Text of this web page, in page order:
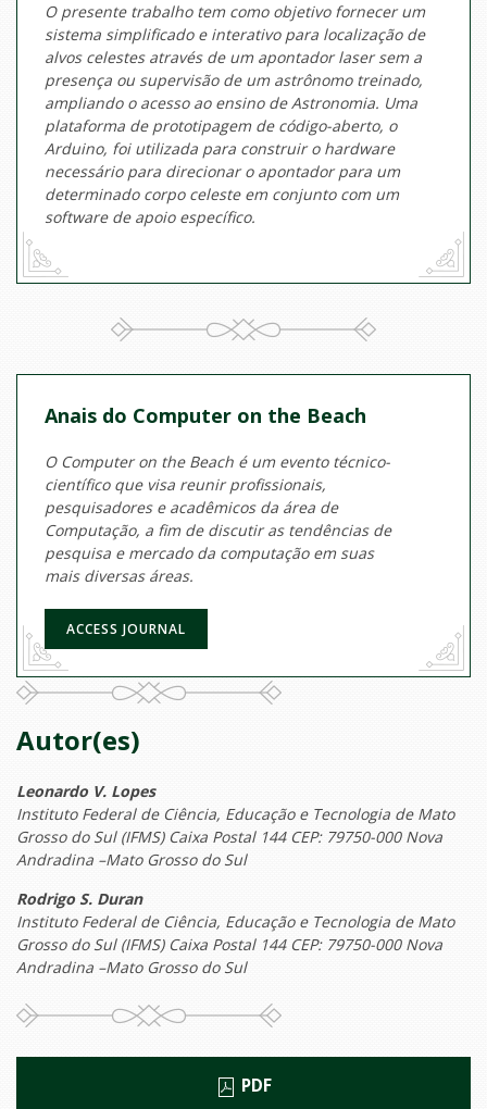
O presente trabalho tem como objetivo fornecer um
sistema simplificado e interativo para localização de
alvos celestes através de um apontador laser sem a
presença ou supervisão de um astrônomo treinado,
ampliando o acesso ao ensino de Astronomia. Uma
plataforma de prototipagem de código-aberto, o
Arduino, foi utilizada para construir o hardware
necessário para direcionar o apontador para um
determinado corpo celeste em conjunto com um
software de apoio específico.
Anais do Computer on the Beach
O Computer on the Beach é um evento técnico-
científico que visa reunir profissionais,
pesquisadores e acadêmicos da área de
Computação, a fim de discutir as tendências de
pesquisa e mercado da computação em suas
mais diversas áreas.
ACCESS JOURNAL
Autor(es)
Leonardo V. Lopes
Instituto Federal de Ciência, Educação e Tecnologia de Mato
Grosso do Sul (IFMS) Caixa Postal 144 CEP: 79750-000 Nova
Andradina –Mato Grosso do Sul
Rodrigo S. Duran
Instituto Federal de Ciência, Educação e Tecnologia de Mato
Grosso do Sul (IFMS) Caixa Postal 144 CEP: 79750-000 Nova
Andradina –Mato Grosso do Sul
PDF